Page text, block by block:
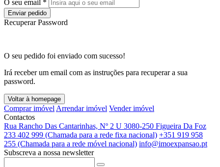
O seu email *
Enviar pedido
Recuperar Password
O seu pedido foi enviado com sucesso!
Irá receber um email com as instruções para recuperar a sua
password.
Voltar à homepage
Comprar imóvel Arrendar imóvel Vender imóvel
Contactos
Rua Rancho Das Cantarinhas, Nº 2 U 3080-250 Figueira Da Foz
233 402 999 (Chamada para a rede fixa nacional) +351 919 958
255 (Chamada para a rede móvel nacional) info@imoexpansao.pt
Subscreva a nossa newsletter